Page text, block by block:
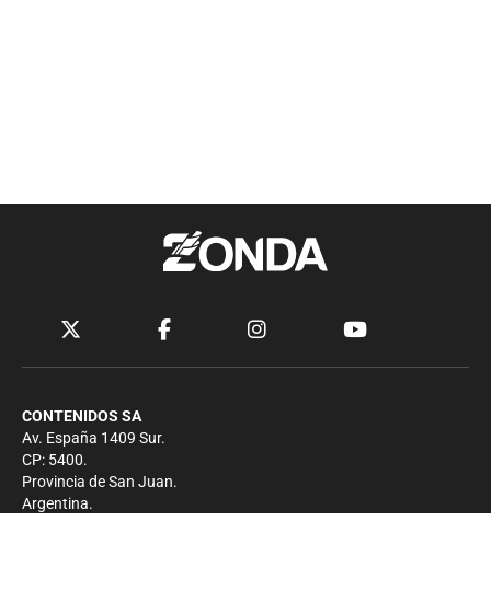
CONTENIDOS SA
Av. España 1409 Sur.
CP: 5400.
Provincia de San Juan.
Argentina.